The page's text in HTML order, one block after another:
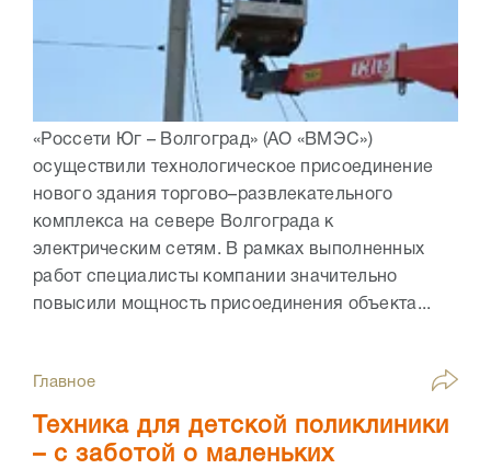
«Россети Юг – Волгоград» (АО «ВМЭС»)
осуществили технологическое присоединение
нового здания торгово–развлекательного
комплекса на севере Волгограда к
электрическим сетям. В рамках выполненных
работ специалисты компании значительно
повысили мощность присоединения объекта...
Главное
Техника для детской поликлиники
– с заботой о маленьких